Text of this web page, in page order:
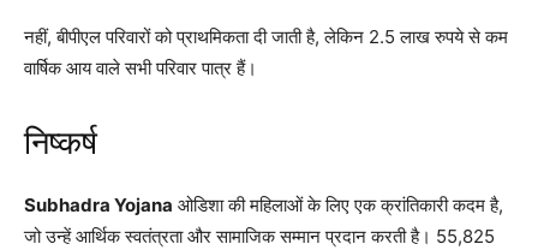
नहीं, बीपीएल परिवारों को प्राथमिकता दी जाती है, लेकिन 2.5 लाख रुपये से कम
वार्षिक आय वाले सभी परिवार पात्र हैं।
निष्कर्ष
Subhadra Yojana ओडिशा की महिलाओं के लिए एक क्रांतिकारी कदम है,
जो उन्हें आर्थिक स्वतंत्रता और सामाजिक सम्मान प्रदान करती है। 55,825